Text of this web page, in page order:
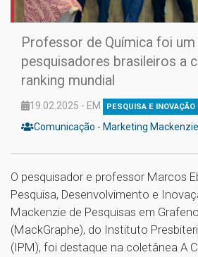
Professor de Química foi
pesquisadores brasileiros a
ranking mundial
19.02.2025 - EM PESQUISA E INOVAÇÃO
Comunicação - Marketing Mackenzie
O pesquisador e professor Marcos
Pesquisa, Desenvolvimento e
Mackenzie de Pesquisas em
(MackGraphe), do Instituto
(IPM), foi destaque na coletânea A